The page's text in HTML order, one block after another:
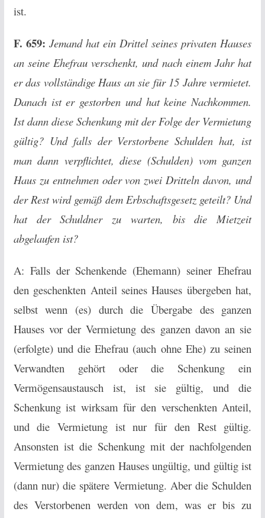
ist.
F. 659: Jemand hat ein Drittel seines privaten Hauses
an seine Ehefrau verschenkt, und nach einem Jahr hat
er das vollständige Haus an sie für 15 Jahre vermietet.
Danach ist er gestorben und hat keine Nachkommen.
Ist dann diese Schenkung mit der Folge der Vermietung
gültig? Und falls der Verstorbene Schulden hat, ist
man dann verpflichtet, diese (Schulden) vom ganzen
Haus zu entnehmen oder von zwei Dritteln davon, und
der Rest wird gemäß dem Erbschaftsgesetz geteilt? Und
hat der Schuldner zu warten, bis die Mietzeit
abgelaufen ist?
A: Falls der Schenkende (Ehemann) seiner Ehefrau
den geschenkten Anteil seines Hauses übergeben hat,
selbst wenn (es) durch die Übergabe des ganzen
Hauses vor der Vermietung des ganzen davon an sie
(erfolgte) und die Ehefrau (auch ohne Ehe) zu seinen
Verwandten gehört oder die Schenkung ein
Vermögensaustausch ist, ist sie gültig, und die
Schenkung ist wirksam für den verschenkten Anteil,
und die Vermietung ist nur für den Rest gültig.
Ansonsten ist die Schenkung mit der nachfolgenden
Vermietung des ganzen Hauses ungültig, und gültig ist
(dann nur) die spätere Vermietung. Aber die Schulden
des Verstorbenen werden von dem, was er bis zu